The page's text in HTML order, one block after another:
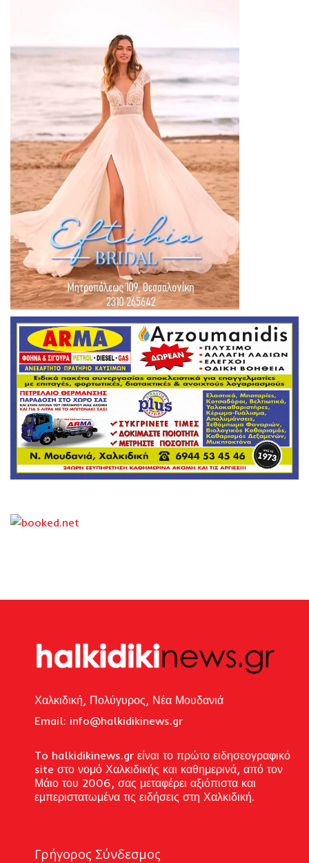
Χαλκιδική, Πολύγυρος, Νέα Μουδανιά
Email: info@halkidikinews.gr
To halkidikinews.gr είναι το πρώτο ειδησεογραφικό
site στο νομό Χαλκιδικής και καθημερινά, από τον
Μάιο του 2006, σας μεταφέρει αξιόπιστα και
εμπεριστατωμένα τις ειδήσεις στη Χαλκιδική.
Γρήγορος Σύνδεσμος